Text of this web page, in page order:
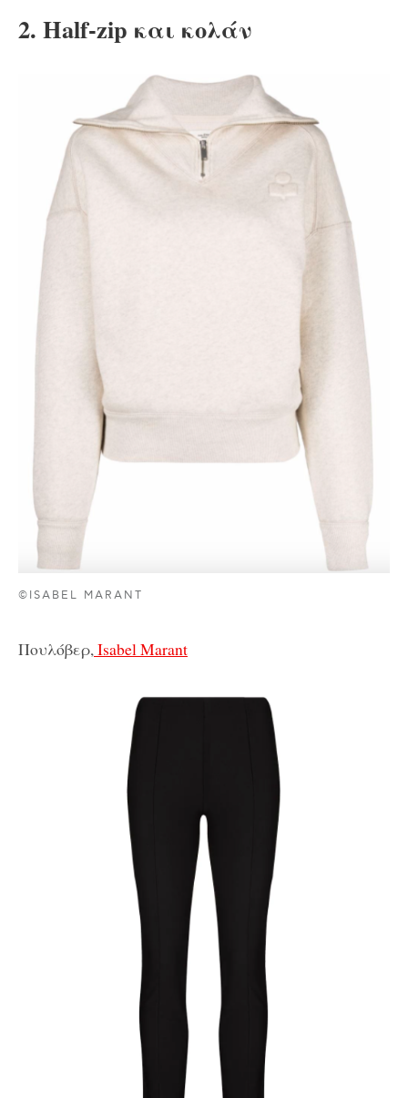
2. Half-zip και κολάν
©ISABEL MARANT
Πουλόβερ,Isabel Marant